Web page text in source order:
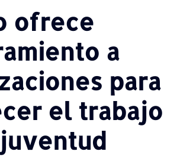
ofrece
a
para
el trabajo